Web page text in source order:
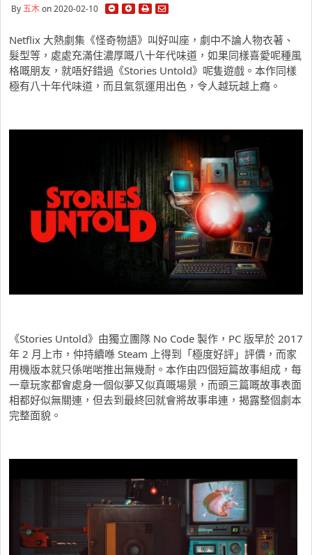
By五木on 2020-02-10
Netflix 大熱劇集《怪奇物語》叫好叫座，劇中不論人物衣著、
髮型等，處處充滿住濃厚嘅八十年代味道，如果同樣喜愛呢種風
格嘅朋友，就唔好錯過《Stories Untold》呢隻遊戲。本作同樣
極有八十年代味道，而且氣氛運用出色，令人越玩越上癮。
《Stories Untold》由獨立團隊 No Code 製作，PC 版早於 2017
年 2 月上市，仲持續喺 Steam 上得到「極度好評」評價，而家
用機版本就只係啱啱推出無幾耐。本作由四個短篇故事組成，每
一章玩家都會處身一個似夢又似真嘅場景，而頭三篇嘅故事表面
相都好似無關連，但去到最終回就會將故事串連，揭露整個劇本
完整面貌。